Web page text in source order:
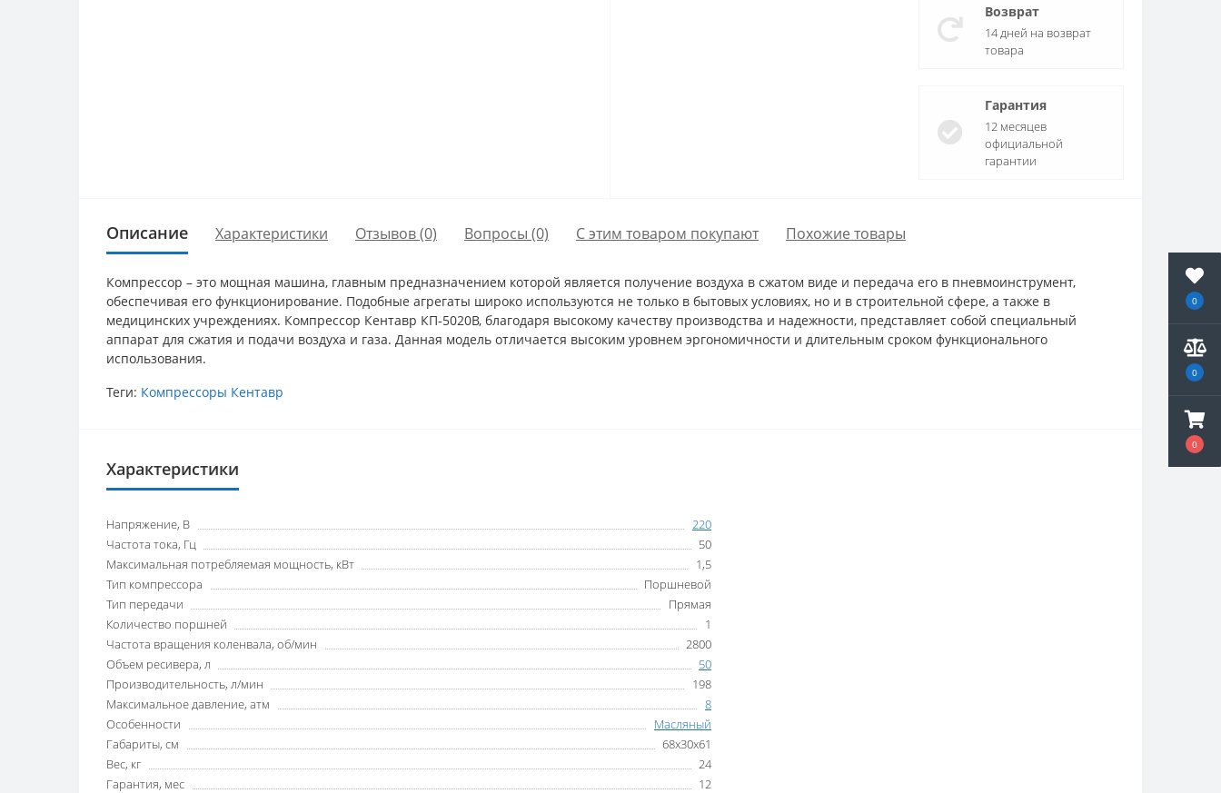
0
0
0
Возврат
14 дней на возврат
товара
Гарантия
12 месяцев
официальной
гарантии
Описание Характеристики Отзывов (0) Вопросы (0) С этим товаром покупают Похожие товары
Компрессор – это мощная машина, главным предназначением которой является получение воздуха в сжатом виде и передача его в пневмоинструмент,
обеспечивая его функционирование. Подобные агрегаты широко используются не только в бытовых условиях, но и в строительной сфере, а также в
медицинских учреждениях. Компрессор Кентавр КП-5020В, благодаря высокому качеству производства и надежности, представляет собой специальный
аппарат для сжатия и подачи воздуха и газа. Данная модель отличается высоким уровнем эргономичности и длительным сроком функционального
использования.
Теги: Компрессоры Кентавр
Характеристики
Напряжение, В
220
Частота тока, Гц
50
Максимальная потребляемая мощность, кВт
1,5
Тип компрессора
Поршневой
Тип передачи
Прямая
Количество поршней
1
Частота вращения коленвала, об/мин
2800
Объем ресивера, л
50
Производительность, л/мин
198
Максимальное давление, атм
8
Особенности
Масляный
Габариты, см
68х30х61
Вес, кг
24
Гарантия, мес
12